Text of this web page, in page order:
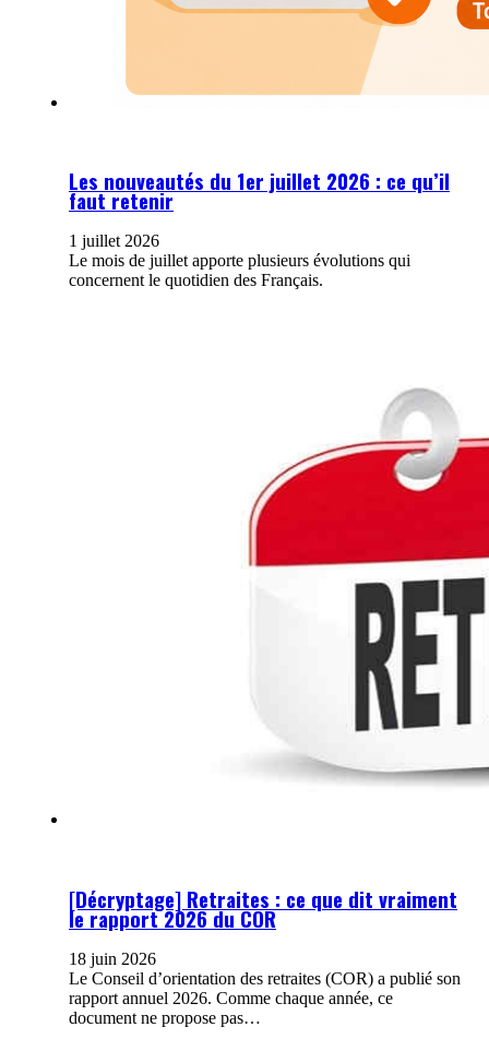
Les nouveautés du 1er juillet 2026 : ce qu’il
faut retenir
1 juillet 2026
Le mois de juillet apporte plusieurs évolutions qui
concernent le quotidien des Français.
[Décryptage] Retraites : ce que dit vraiment
le rapport 2026 du COR
18 juin 2026
Le Conseil d’orientation des retraites (COR) a publié son
rapport annuel 2026. Comme chaque année, ce
document ne propose pas…